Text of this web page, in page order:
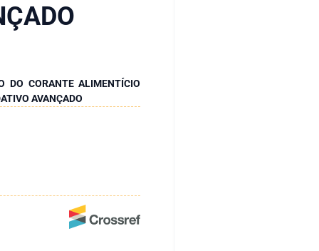
DO CORANTE ALIMENTÍCIO
AVANÇADO